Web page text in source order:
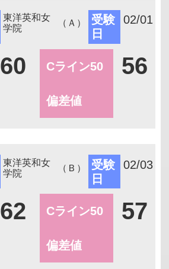
東洋英和女
学院
（Ａ）
受験
日
02/01
60 Cライン50
偏差値
56
東洋英和女
学院
（Ｂ）
受験
日
02/03
62 Cライン50
偏差値
57